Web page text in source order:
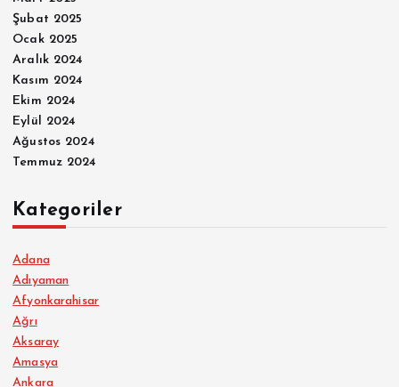
Şubat 2025
Ocak 2025
Aralık 2024
Kasım 2024
Ekim 2024
Eylül 2024
Ağustos 2024
Temmuz 2024
Kategoriler
Adana
Adıyaman
Afyonkarahisar
Ağrı
Aksaray
Amasya
Ankara